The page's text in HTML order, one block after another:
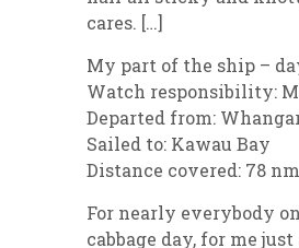
cares. […]
My part of the ship –
Watch responsibility:
Departed from:
Sailed to: Kawau Bay
Distance covered: 78 nm
For nearly everybody
cabbage day, for me just